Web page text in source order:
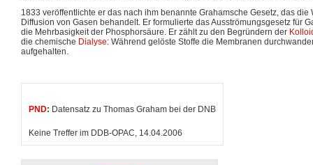
1833 veröffentlichte er das nach ihm benannte Grahamsche Gesetz, das
Diffusion von Gasen behandelt. Er formulierte das Ausströmungsgesetz für
die Mehrbasigkeit der Phosphorsäure. Er zählt zu den Begründern der
die chemische Dialyse: Während gelöste Stoffe die Membranen
aufgehalten.
PND: Datensatz zu Thomas Graham bei der DNB
Keine Treffer im DDB-OPAC, 14.04.2006